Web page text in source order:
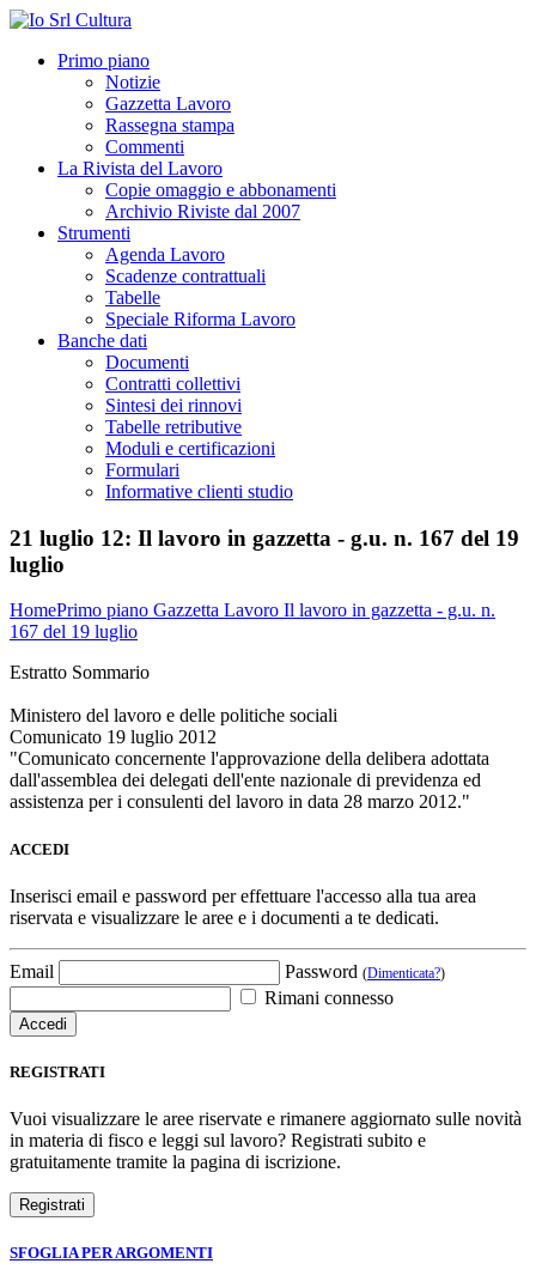
Primo piano
Notizie
Gazzetta Lavoro
Rassegna stampa
Commenti
La Rivista del Lavoro
Copie omaggio e abbonamenti
Archivio Riviste dal 2007
Strumenti
Agenda Lavoro
Scadenze contrattuali
Tabelle
Speciale Riforma Lavoro
Banche dati
Documenti
Contratti collettivi
Sintesi dei rinnovi
Tabelle retributive
Moduli e certificazioni
Formulari
Informative clienti studio
21 luglio 12: Il lavoro in gazzetta - g.u. n. 167 del 19
luglio
HomePrimo piano Gazzetta Lavoro Il lavoro in gazzetta - g.u. n.
167 del 19 luglio
Estratto Sommario
Ministero del lavoro e delle politiche sociali
Comunicato 19 luglio 2012
"Comunicato concernente l'approvazione della delibera adottata
dall'assemblea dei delegati dell'ente nazionale di previdenza ed
assistenza per i consulenti del lavoro in data 28 marzo 2012."
ACCEDI
Inserisci email e password per effettuare l'accesso alla tua area
riservata e visualizzare le aree e i documenti a te dedicati.
Email Password (Dimenticata?)
Rimani connesso
REGISTRATI
Vuoi visualizzare le aree riservate e rimanere aggiornato sulle novità
in materia di fisco e leggi sul lavoro? Registrati subito e
gratuitamente tramite la pagina di iscrizione.
SFOGLIA PER ARGOMENTI